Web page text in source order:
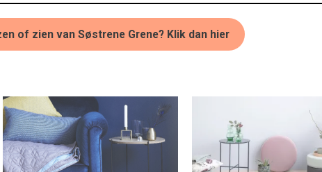
of zien van Søstrene Grene? Klik dan hier